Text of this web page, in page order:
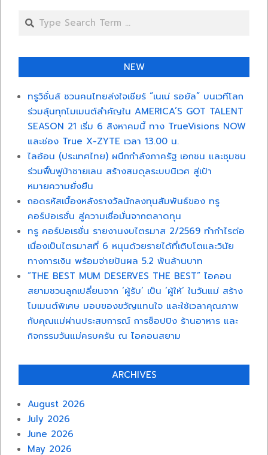
Search
NEW
ทรูวิชั่นส์ ชวนคนไทยส่งใจเชียร์ “เนเน่ รอยัล” บนเวทีโลก
ร่วมลุ้นทุกโมเมนต์สำคัญใน AMERICA’S GOT TALENT
SEASON 21 เริ่ม 6 สิงหาคมนี้ ทาง TrueVisions NOW
และช่อง True X-ZYTE เวลา 13.00 น.
ไลอ้อน (ประเทศไทย) ผนึกกำลังภาครัฐ เอกชน และชุมชน
ร่วมฟื้นฟูป่าชายเลน สร้างสมดุลระบบนิเวศ สู่เป้า
หมายความยั่งยืน
ถอดรหัสเบื้องหลังรางวัลนักลงทุนสัมพันธ์ของ ทรู
คอร์ปอเรชั่น สู่ความเชื่อมั่นจากตลาดทุน
ทรู คอร์ปอเรชั่น รายงานงบไตรมาส 2/2569 ทำกำไรต่อ
เนื่องเป็นไตรมาสที่ 6 หนุนด้วยรายได้ที่เติบโตและวินัย
ทางการเงิน พร้อมจ่ายปันผล 5.2 พันล้านบาท
“THE BEST MUM DESERVES THE BEST” ไอคอน
สยามชวนลูกเปลี่ยนจาก ‘ผู้รับ’ เป็น ‘ผู้ให้’ ในวันแม่ สร้าง
โมเมนต์พิเศษ มอบของขวัญแทนใจ และใช้เวลาคุณภาพ
กับคุณแม่ผ่านประสบการณ์ การช็อปปิง ร้านอาหาร และ
กิจกรรมวันแม่ครบครัน ณ ไอคอนสยาม
ARCHIVES
August 2026
July 2026
June 2026
May 2026